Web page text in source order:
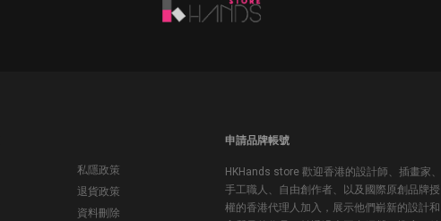
私隱政策
退貨政策
資料刪除
申請品牌帳號
HKHands store 歡迎香港的設計師、插畫家、
手工職人、自由創作者、以及國際原創品牌授
權的香港代理人加入，展示他們嶄新的設計和